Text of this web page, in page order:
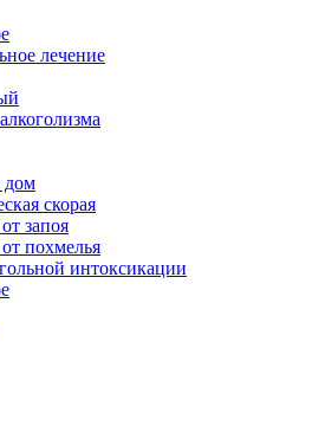
лечение
дом
скорая
запоя
похмелья
интоксикации